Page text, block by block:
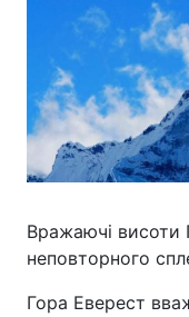
Вражаючі висоти
неповторного
Гора Еверест